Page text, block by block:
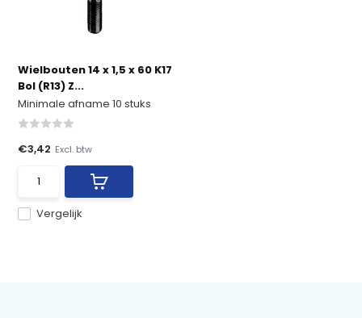
Wielbouten 14 x 1,5 x 60 K17
Bol (R13) Z...
Minimale afname 10 stuks
Vergelijk
€3,42 Excl. btw